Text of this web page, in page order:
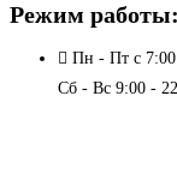
Режим работы:
Пн - Пт с
Сб - Вс 9:00 -